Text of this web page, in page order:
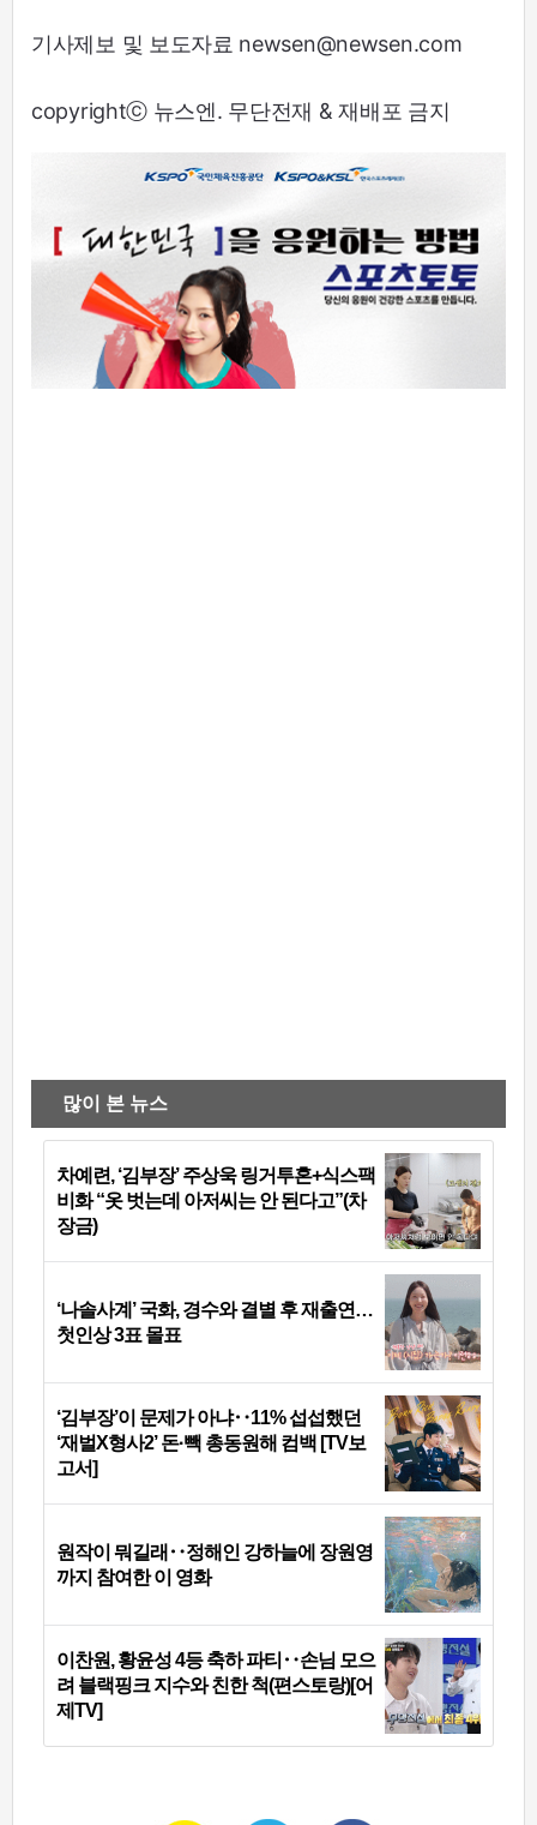
기사제보 및 보도자료 newsen@newsen.com
copyrightⓒ 뉴스엔. 무단전재 & 재배포 금지
많이 본 뉴스
차예련, ‘김부장’ 주상욱 링거투혼+식스팩
비화 “옷 벗는데 아저씨는 안 된다고”(차
장금)
‘나솔사계’ 국화, 경수와 결별 후 재출연…
첫인상 3표 몰표
‘김부장’이 문제가 아냐‥11% 섭섭했던
‘재벌X형사2’ 돈·빽 총동원해 컴백 [TV보
고서]
원작이 뭐길래‥정해인 강하늘에 장원영
까지 참여한 이 영화
이찬원, 황윤성 4등 축하 파티‥손님 모으
려 블랙핑크 지수와 친한 척(편스토랑)[어
제TV]